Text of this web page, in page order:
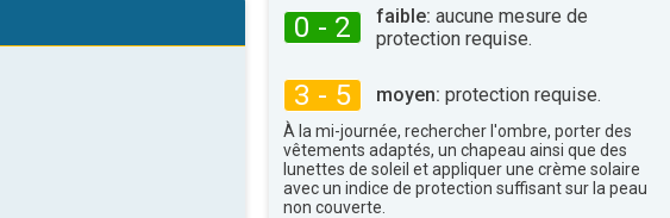
0 - 2 faible: aucune mesure de
protection requise.
3 - 5 moyen: protection requise.
À la mi-journée, rechercher l'ombre, porter des
vêtements adaptés, un chapeau ainsi que des
lunettes de soleil et appliquer une crème solaire
avec un indice de protection suffisant sur la peau
non couverte.